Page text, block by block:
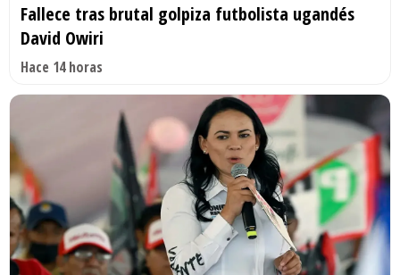
Fallece tras brutal golpiza futbolista ugandés
David Owiri
Hace 14 horas